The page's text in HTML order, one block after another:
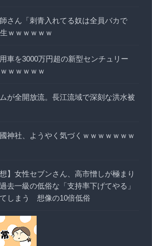
さん「刺青入れてる奴は全員バカで
ｗｗｗｗｗｗ
車を3000万円超の新型センチュリー
ｗｗｗｗｗ
が全開放流。長江流域で深刻な洪水被
國神社、ようやく気づくｗｗｗｗｗｗｗ
想】女性セブンさん、高市憎しが極まり
去一級の低俗な「支持率下げてやる」
しまう 想像の10倍低俗